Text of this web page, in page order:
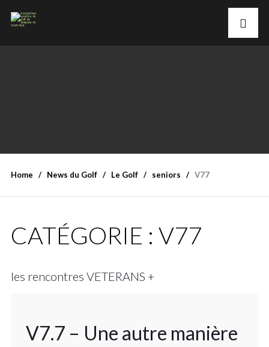
Home News du Golf Le Golf seniors V77
CATÉGORIE : V77
les rencontres VETERANS +
V7.7 – Une autre manière